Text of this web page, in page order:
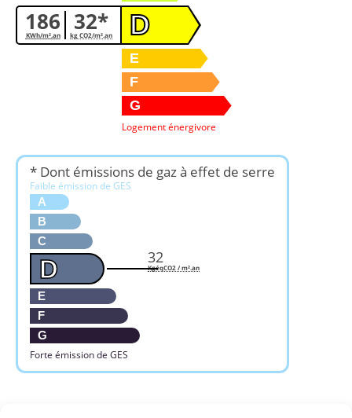
186
KWh/m².an 32*
kg CO2/m².an D
E
F
G
Logement énergivore
* Dont émissions de gaz à effet de serre
Faible émission de GES
A
B
C
D
E
F
G
Forte émission de GES
32
KgéqCO2 / m².an